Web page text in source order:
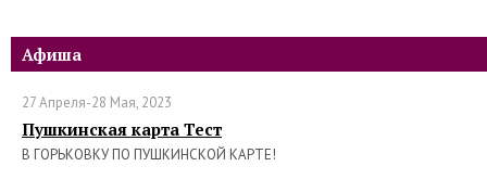
Афиша
27 Апреля-28 Мая, 2023
Пушкинская карта Тест
В ГОРЬКОВКУ ПО ПУШКИНСКОЙ КАРТЕ!